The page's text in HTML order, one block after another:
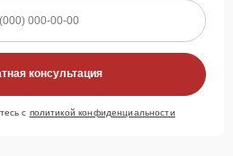
консультация
с политикой конфиденциальности